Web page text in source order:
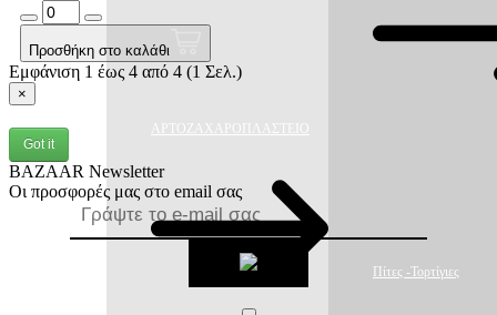
ΑΡΤΟΖΑΧΑΡΟΠΛΑΣΤΕΙΟ
Πίτες -Τορτίγιες
Προσθήκη στο καλάθι
Εμφάνιση 1 έως 4 από 4 (1 Σελ.)
×
Got it
BAZAAR Newsletter
Οι προσφορές μας στο email σας